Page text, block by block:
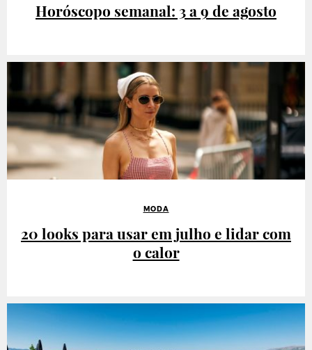
Horóscopo semanal: 3 a 9 de agosto
MODA
20 looks para usar em julho e lidar com
o calor